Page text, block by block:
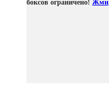
боксов ограничено! Жми,